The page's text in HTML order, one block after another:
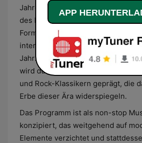
Jahre konzentriert. Als digitales
des Regionalsenders Radio 32
Format an ein Publikum, das
internationale Charterfolge aus
Jahrzehnten bevorzugt. Die
wird durch eine breite Palette an
und Rock-Klassikern geprägt, die
Erbe dieser Ära widerspiegeln.
Das Programm ist als non-stop
konzipiert, das weitgehend auf
Elemente verzichtet und
APP